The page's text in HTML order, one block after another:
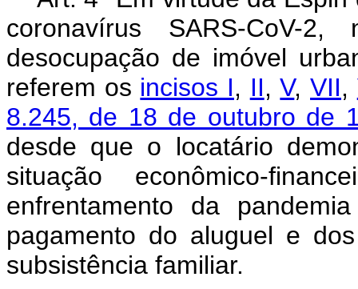
coronavírus SARS-CoV-
desocupação de imóvel
referem os incisos I, II,V,VII,
8.245, de 18 de outubro de
desde que o locatário
situação econômico-
enfrentamento da
pagamento do aluguel e
subsistência familiar.